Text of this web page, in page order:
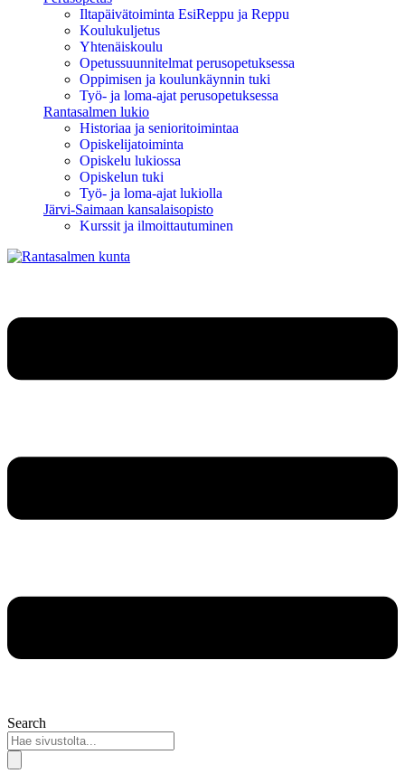
Iltapäivätoiminta EsiReppu ja Reppu
Koulukuljetus
Yhtenäiskoulu
Opetussuunnitelmat perusopetuksessa
Oppimisen ja koulunkäynnin tuki
Työ- ja loma-ajat perusopetuksessa
Rantasalmen lukio
Historiaa ja senioritoimintaa
Opiskelijatoiminta
Opiskelu lukiossa
Opiskelun tuki
Työ- ja loma-ajat lukiolla
Järvi-Saimaan kansalaisopisto
Kurssit ja ilmoittautuminen
Search